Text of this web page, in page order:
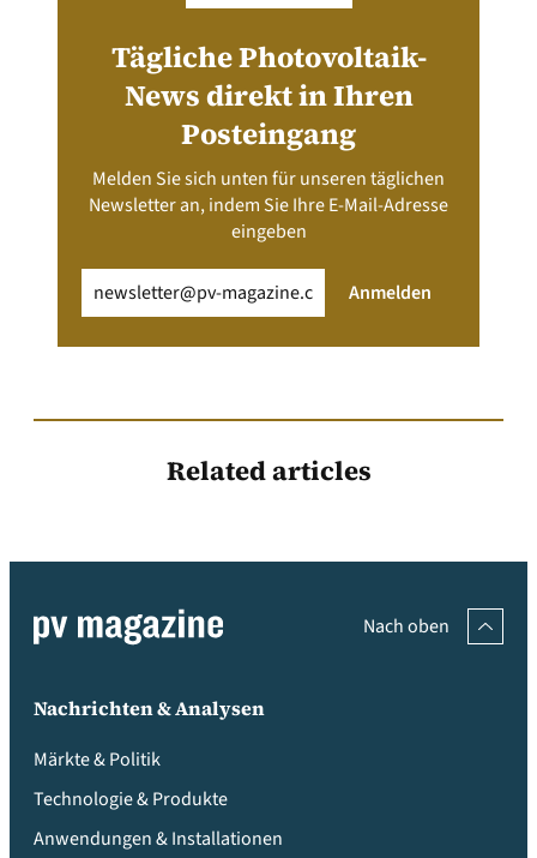
Tägliche Photovoltaik-
News direkt in Ihren
Posteingang
Melden Sie sich unten für unseren täglichen
Newsletter an, indem Sie Ihre E-Mail-Adresse
eingeben
(erforderlich) Anmelden
Related articles
Nach oben
Nachrichten & Analysen
Märkte & Politik
Technologie & Produkte
Anwendungen & Installationen